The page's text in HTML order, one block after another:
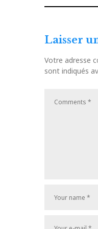
Laisser
Votre adresse
sont indiqués